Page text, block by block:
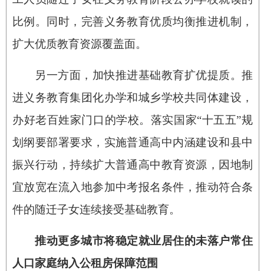
比例。同时，完善义务教育优质均衡推进机制，
扩大优质教育资源覆盖面。
另一方面，加快推进基础教育扩优提质。推
进义务教育集团化办学和城乡学校共同体建设，
办好老百姓家门口的学校。落实国家“十五五”规
划纲要部署要求，实施普通高中内涵建设和县中
振兴行动，持续扩大普通高中教育资源，因地制
宜放宽在流入地参加中考报名条件，推动符合条
件的随迁子女连续接受基础教育。
推动更多城市将稳定就业居住的未落户常住
人口家庭纳入公租房保障范围